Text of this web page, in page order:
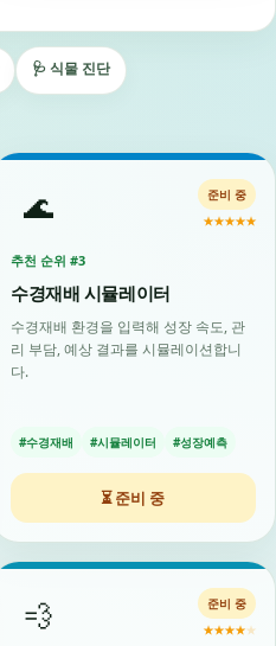
🩺 식물 진단
🌊
준비 중
★★★★★
추천 순위 #3
수경재배 시뮬레이터
수경재배 환경을 입력해 성장 속도, 관
리 부담, 예상 결과를 시뮬레이션합니
다.
#수경재배 #시뮬레이터 #성장예측
⏳ 준비 중
💨
준비 중
★★★★★